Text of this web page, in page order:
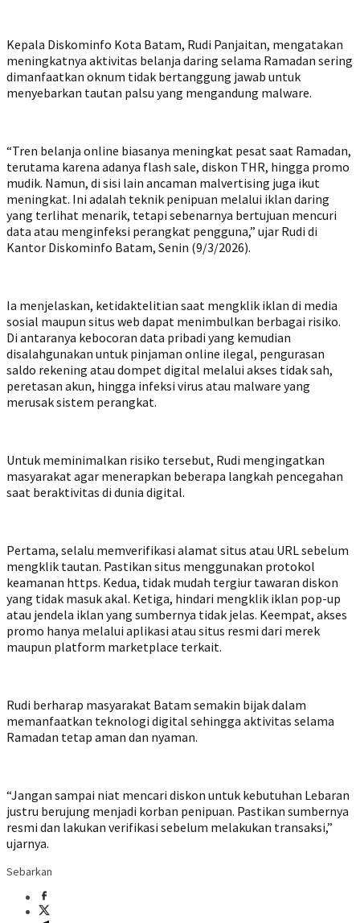
Kepala Diskominfo Kota Batam, Rudi Panjaitan, mengatakan
meningkatnya aktivitas belanja daring selama Ramadan sering
dimanfaatkan oknum tidak bertanggung jawab untuk
menyebarkan tautan palsu yang mengandung malware.
“Tren belanja online biasanya meningkat pesat saat Ramadan,
terutama karena adanya flash sale, diskon THR, hingga promo
mudik. Namun, di sisi lain ancaman malvertising juga ikut
meningkat. Ini adalah teknik penipuan melalui iklan daring
yang terlihat menarik, tetapi sebenarnya bertujuan mencuri
data atau menginfeksi perangkat pengguna,” ujar Rudi di
Kantor Diskominfo Batam, Senin (9/3/2026).
Ia menjelaskan, ketidaktelitian saat mengklik iklan di media
sosial maupun situs web dapat menimbulkan berbagai risiko.
Di antaranya kebocoran data pribadi yang kemudian
disalahgunakan untuk pinjaman online ilegal, pengurasan
saldo rekening atau dompet digital melalui akses tidak sah,
peretasan akun, hingga infeksi virus atau malware yang
merusak sistem perangkat.
Untuk meminimalkan risiko tersebut, Rudi mengingatkan
masyarakat agar menerapkan beberapa langkah pencegahan
saat beraktivitas di dunia digital.
Pertama, selalu memverifikasi alamat situs atau URL sebelum
mengklik tautan. Pastikan situs menggunakan protokol
keamanan https. Kedua, tidak mudah tergiur tawaran diskon
yang tidak masuk akal. Ketiga, hindari mengklik iklan pop-up
atau jendela iklan yang sumbernya tidak jelas. Keempat, akses
promo hanya melalui aplikasi atau situs resmi dari merek
maupun platform marketplace terkait.
Rudi berharap masyarakat Batam semakin bijak dalam
memanfaatkan teknologi digital sehingga aktivitas selama
Ramadan tetap aman dan nyaman.
“Jangan sampai niat mencari diskon untuk kebutuhan Lebaran
justru berujung menjadi korban penipuan. Pastikan sumbernya
resmi dan lakukan verifikasi sebelum melakukan transaksi,”
ujarnya.
Sebarkan